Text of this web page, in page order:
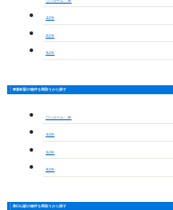
1LDK
2LDK
3LDK
東新町駅の物件を間取りから探す
ワンルーム・1K
1LDK
2LDK
3LDK
茶臼山駅の物件を間取りから探す